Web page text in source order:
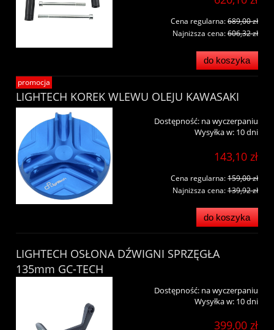
Cena regularna:689,00 zł
Najniższa cena:606,32 zł
do koszyka
LIGHTECH KOREK WLEWU OLEJU KAWASAKI
Dostępność: na wyczerpaniu
Wysyłka w: 10 dni
143,10 zł
Cena regularna:159,00 zł
Najniższa cena:139,92 zł
do koszyka
promocja
LIGHTECH OSŁONA DŹWIGNI SPRZĘGŁA
135mm GC-TECH
Dostępność: na wyczerpaniu
Wysyłka w: 10 dni
399,00 zł